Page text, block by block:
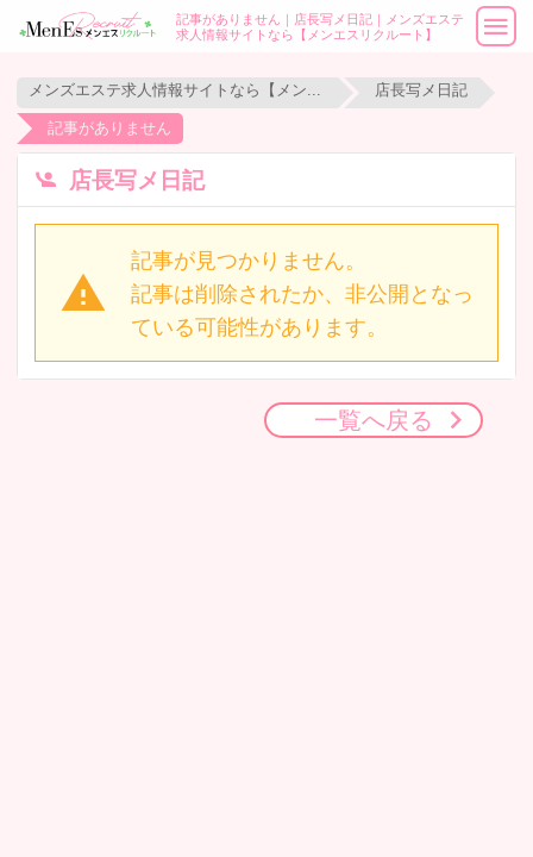
記事がありません｜店長写メ日記｜メンズエステ
求人情報サイトなら【メンエスリクルート】
店長写メ日記
記事がありません
店長写メ日記
記事が見つかりません。
記事は削除されたか、非公開となっ
ている可能性があります。
一覧へ戻る